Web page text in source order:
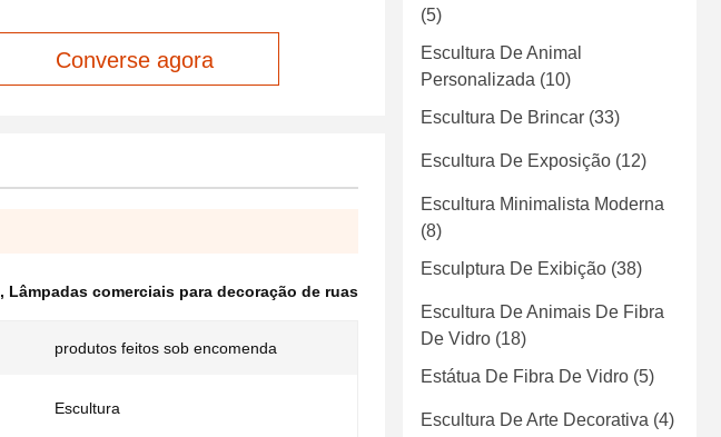
Converse agora
, Lâmpadas comerciais para decoração de ruas
produtos feitos sob encomenda
Escultura
(5)
Escultura De Animal
Personalizada (10)
Escultura De Brincar (33)
Escultura De Exposição (12)
Escultura Minimalista Moderna
(8)
Esculptura De Exibição (38)
Escultura De Animais De Fibra
De Vidro (18)
Estátua De Fibra De Vidro (5)
Escultura De Arte Decorativa (4)